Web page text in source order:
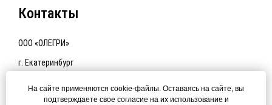
Контакты
ООО «ОЛЕГРИ»
г. Екатеринбург
На сайте применяются cookie-файлы. Оставаясь на сайте, вы
подтверждаете свое согласие на их использование и